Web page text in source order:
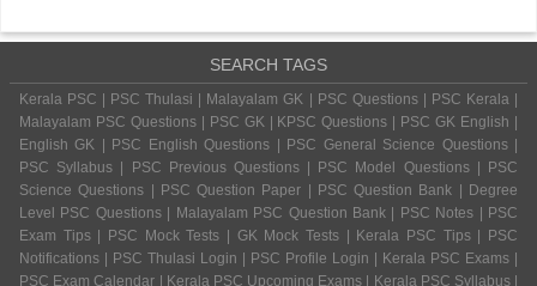
SEARCH TAGS
Kerala PSC | PSC Thulasi | Malayalam GK | PSC Questions | PSC Kerala |
Malayalam PSC Questions | PSC GK | KPSC Questions | PSC GK English |
English GK | PSC English Questions | PSC General Science Questions |
PSC Syllabus | PSC Previous Questions | PSC Model Questions | PSC
Science Questions | PSC Question Paper | PSC Question Bank | Degree
Level PSC Questions | Malayalam PSC Question Bank | PSC Notes | PSC
Exam Tips | PSC Mock Tests | GK Mock Tests | Kerala PSC Tips | PSC
Notifications | PSC Thulasi Login | PSC Profile Login | Kerala PSC Exams |
PSC Exam Calendar | Kerala PSC Upcoming Exams | Kerala PSC Syllabus |